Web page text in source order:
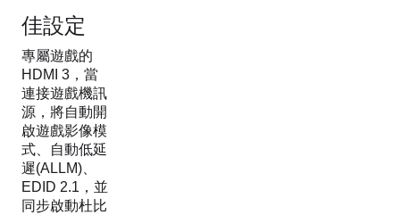
佳設定
專屬遊戲的
HDMI 3，當
連接遊戲機訊
源，將自動開
啟遊戲影像模
式、自動低延
遲(ALLM)、
EDID 2.1，並
同步啟動杜比